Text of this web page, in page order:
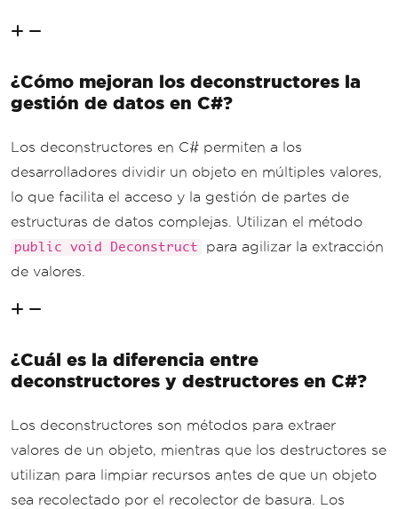
¿Cómo mejoran los deconstructores la
gestión de datos en C#?
Los deconstructores en C# permiten a los
desarrolladores dividir un objeto en múltiples valores,
lo que facilita el acceso y la gestión de partes de
estructuras de datos complejas. Utilizan el método
public void Deconstruct
para agilizar la extracción
de valores.
¿Cuál es la diferencia entre
deconstructores y destructores en C#?
Los deconstructores son métodos para extraer
valores de un objeto, mientras que los destructores se
utilizan para limpiar recursos antes de que un objeto
sea recolectado por el recolector de basura. Los